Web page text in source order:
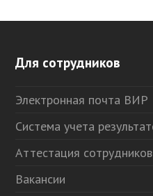
Для сотрудников
Электронная почта ВИР
Система учета
Аттестация сотрудников
Вакансии